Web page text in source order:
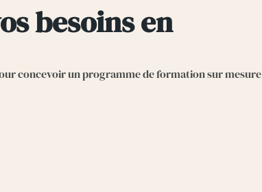
besoins en
concevoir un programme de formation sur mesure